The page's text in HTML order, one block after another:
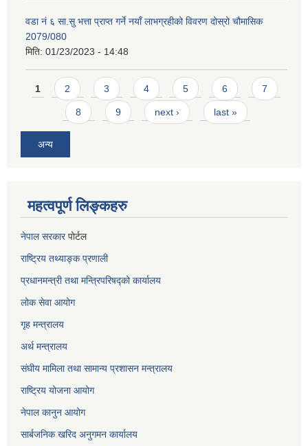
वडा नं ६ सा.सु भत्ता प्राप्त गर्ने नयाँ लाभग्रहीको विवरण दोस्रो चौमासिक
2079/080
मिति: 01/23/2023 - 14:48
Pages
1 2 3 4 5 6 7
8 9 next › last »
अन्य
महत्वपूर्ण लिङ्कहरु
नेपाल सरकारपोर्टल
राष्ट्रिय तथ्याङ्क प्रणाली
प्रधानमन्त्री तथा मन्त्रिपरिषद्को कार्यालय
लोक सेवाआयोग
गृह मन्त्रालय
अर्थ मन्त्रालय
संघीय मामिला तथा सामान्य प्रशासन मन्त्रालय
राष्ट्रिय योजना आयोग
नेपाल कानुन आयोग
सार्बजनिक खरिद अनुगमन कार्यालय